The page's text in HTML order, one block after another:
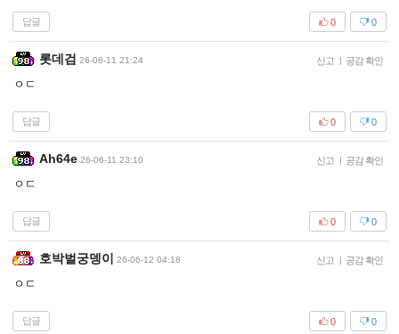
답글 0
0
롯데검 26-06-11 21:24 신고 | 공감 확인
ㅇㄷ
답글 0
0
Ah64e 26-06-11 23:10 신고 | 공감 확인
ㅇㄷ
답글 0
0
호박벌궁뎅이 26-06-12 04:18 신고 | 공감 확인
ㅇㄷ
답글 0
0